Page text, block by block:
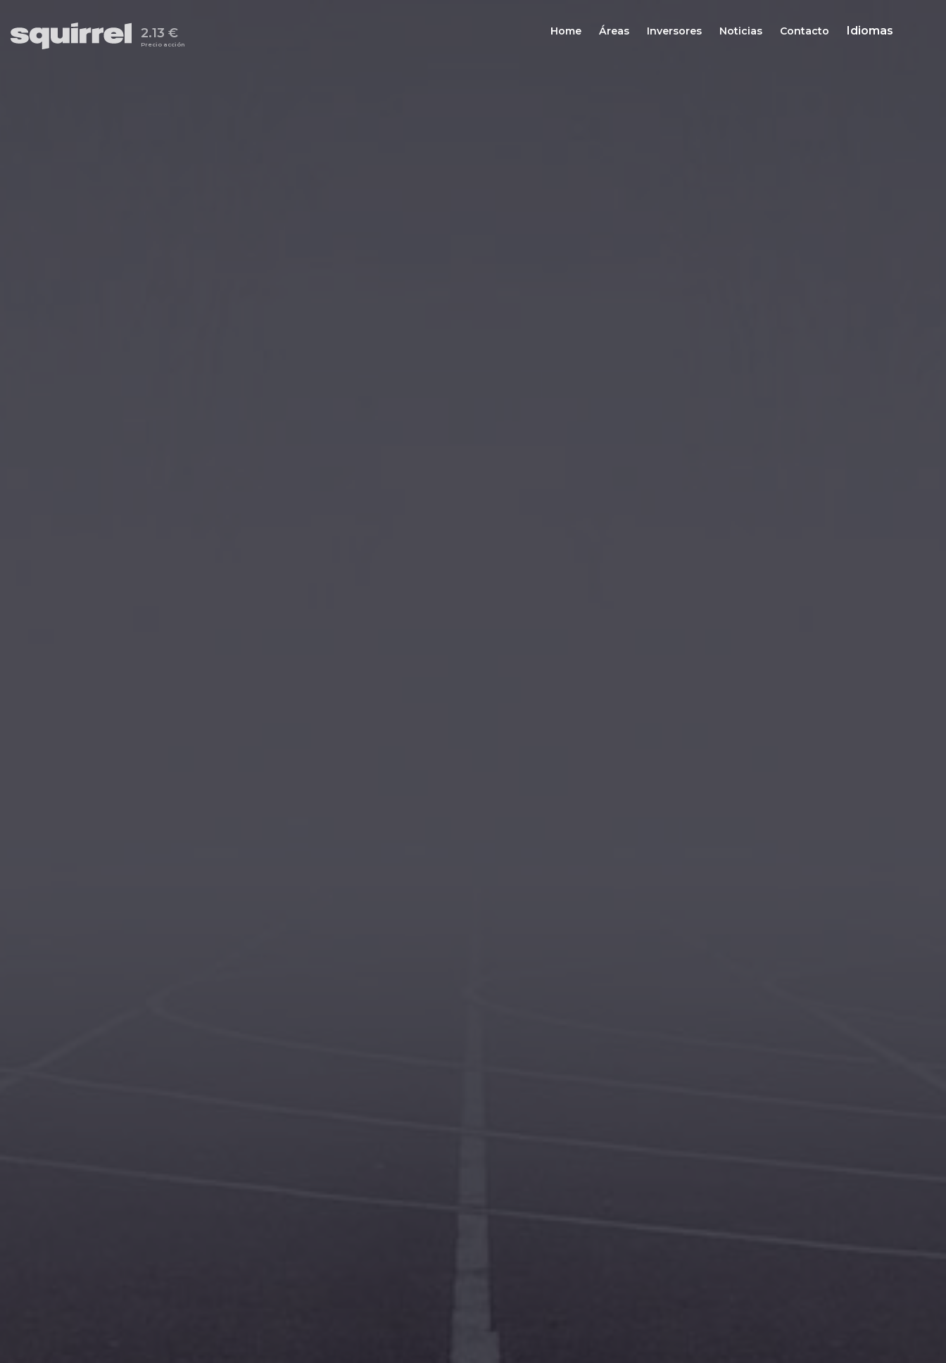
2.13 €
Precio acción
Home Áreas Inversores Noticias Contacto Idiomas